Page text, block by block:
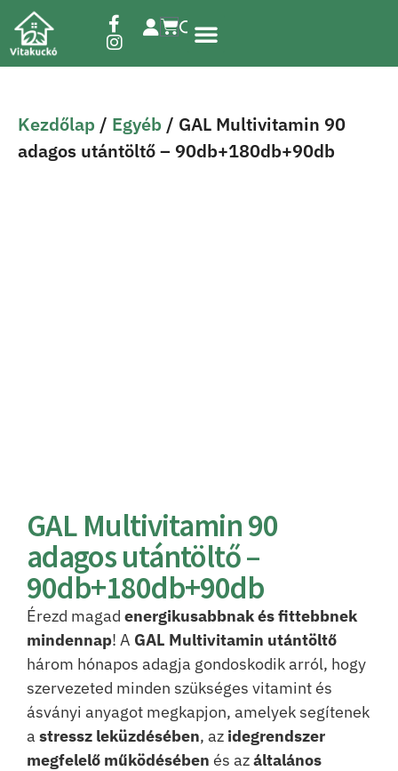
Kezdőlap / Egyéb / GAL Multivitamin 90
adagos utántöltő – 90db+180db+90db
GAL Multivitamin 90
adagos utántöltő –
90db+180db+90db
Érezd magad energikusabbnak és fittebbnek
mindennap! A GAL Multivitamin utántöltő
három hónapos adagja gondoskodik arról, hogy
szervezeted minden szükséges vitamint és
ásványi anyagot megkapjon, amelyek segítenek
a stressz leküzdésében, az idegrendszer
megfelelő működésében és azáltalános